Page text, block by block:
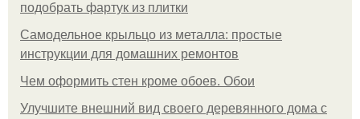
подобрать фартук из плитки
Самодельное крыльцо из металла: простые
инструкции для домашних ремонтов
Чем оформить стен кроме обоев. Обои
Улучшите внешний вид своего деревянного дома с